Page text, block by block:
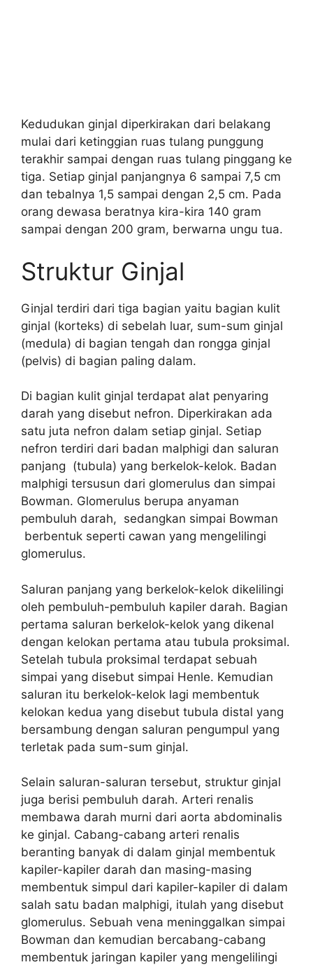
Kedudukan ginjal diperkirakan dari belakang
mulai dari ketinggian ruas tulang punggung
terakhir sampai dengan ruas tulang pinggang ke
tiga. Setiap ginjal panjangnya 6 sampai 7,5 cm
dan tebalnya 1,5 sampai dengan 2,5 cm. Pada
orang dewasa beratnya kira-kira 140 gram
sampai dengan 200 gram, berwarna ungu tua.
Struktur Ginjal
Ginjal terdiri dari tiga bagian yaitu bagian kulit
ginjal (korteks) di sebelah luar, sum-sum ginjal
(medula) di bagian tengah dan rongga ginjal
(pelvis) di bagian paling dalam.
Di bagian kulit ginjal terdapat alat penyaring
darah yang disebut nefron. Diperkirakan ada
satu juta nefron dalam setiap ginjal. Setiap
nefron terdiri dari badan malphigi dan saluran
panjang (tubula) yang berkelok-kelok. Badan
malphigi tersusun dari glomerulus dan simpai
Bowman. Glomerulus berupa anyaman
pembuluh darah, sedangkan simpai Bowman
berbentuk seperti cawan yang mengelilingi
glomerulus.
Saluran panjang yang berkelok-kelok dikelilingi
oleh pembuluh-pembuluh kapiler darah. Bagian
pertama saluran berkelok-kelok yang dikenal
dengan kelokan pertama atau tubula proksimal.
Setelah tubula proksimal terdapat sebuah
simpai yang disebut simpai Henle. Kemudian
saluran itu berkelok-kelok lagi membentuk
kelokan kedua yang disebut tubula distal yang
bersambung dengan saluran pengumpul yang
terletak pada sum-sum ginjal.
Selain saluran-saluran tersebut, struktur ginjal
juga berisi pembuluh darah. Arteri renalis
membawa darah murni dari aorta abdominalis
ke ginjal. Cabang-cabang arteri renalis
beranting banyak di dalam ginjal membentuk
kapiler-kapiler darah dan masing-masing
membentuk simpul dari kapiler-kapiler di dalam
salah satu badan malphigi, itulah yang disebut
glomerulus. Sebuah vena meninggalkan simpai
Bowman dan kemudian bercabang-cabang
membentuk jaringan kapiler yang mengelilingi